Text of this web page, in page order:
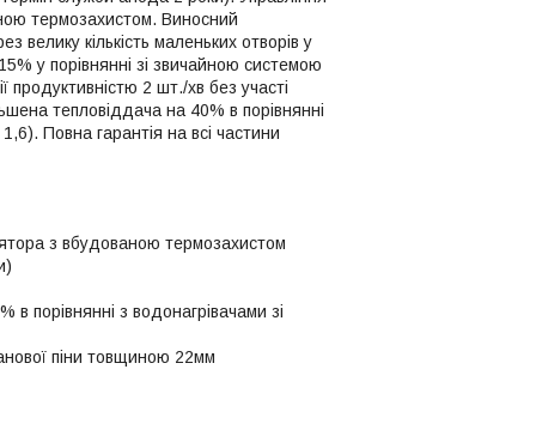
термозахистом. Виносний
кількість маленьких отворів у
у порівнянні зі звичайною системою
продуктивністю 2 шт./хв без участі
тепловіддача на 40% в порівнянні
Повна гарантія на всі частини
з вбудованою термозахистом
порівнянні з водонагрівачами зі
піни товщиною 22мм